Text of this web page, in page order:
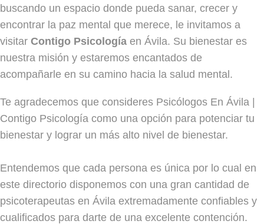
buscando un espacio donde pueda sanar, crecer y
encontrar la paz mental que merece, le invitamos a
visitar Contigo Psicología en Ávila. Su bienestar es
nuestra misión y estaremos encantados de
acompañarle en su camino hacia la salud mental.
Te agradecemos que consideres Psicólogos En Ávila |
Contigo Psicología como una opción para potenciar tu
bienestar y lograr un más alto nivel de bienestar.
Entendemos que cada persona es única por lo cual en
este directorio disponemos con una gran cantidad de
psicoterapeutas en Ávila extremadamente confiables y
cualificados para darte de una excelente contención.